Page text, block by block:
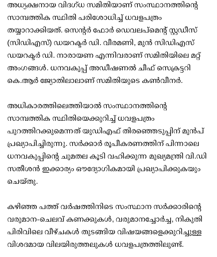
അധ്യക്ഷനായ വിദഗ്ധ സമിതിയാണ് സംസ്ഥാനത്തിന്റെ
സാമ്പത്തിക സ്ഥിതി പരിശോധിച്ച് ധവളപത്രം
തയ്യാറാക്കിയത്. സെന്റര്‍ ഫോര്‍ ഡെവലപ്മെന്റ് സ്റ്റഡീസ്
(സിഡിഎസ്) ഡയറക്ടര്‍ ഡി. വീരമണി, മുന്‍ സിഡിഎസ്
ഡയറക്ടര്‍ ഡി. നാരായണ എന്നിവരാണ് സമിതിയിലെ മറ്റ്
അംഗങ്ങള്‍. ധനവകുപ്പ് അഡീഷണല്‍ ചീഫ് സെക്രട്ടറി
കെ.ആര്‍ ജ്യോതിലാലാണ് സമിതിയുടെ കണ്‍വീനര്‍.
അധികാരത്തിലെത്തിയാല്‍ സംസ്ഥാനത്തിന്റെ
സാമ്പത്തിക സ്ഥിതിയെക്കുറിച്ച് ധവളപത്രം
പുറത്തിറക്കുമെന്നത് യുഡിഎഫ് തിരഞ്ഞെടുപ്പിന് മുന്‍പ്
പ്രഖ്യാപിച്ചിരുന്നു. സര്‍ക്കാര്‍ രൂപീകരണത്തിന് പിന്നാലെ
ധനവകുപ്പിന്റെ ചുമതല കൂടി വഹിക്കുന്ന മുഖ്യമന്ത്രി വി.ഡി
സതീശന്‍ ഇക്കാര്യം ഔദ്യോഗികമായി പ്രഖ്യാപിക്കുകയും
ചെയ്തു.
കഴിഞ്ഞ പത്ത് വര്‍ഷത്തിനിടെ സംസ്ഥാന സര്‍ക്കാരിന്റെ
വരുമാന-ചെലവ് കണക്കുകള്‍, വരുമാനച്ചോര്‍ച്ച, നികുതി
പിരിവിലെ വീഴ്ചകള്‍ തുടങ്ങിയ വിഷയങ്ങളെക്കുറിച്ചുള്ള
വിശദമായ വിലയിരുത്തലുകള്‍ ധവളപത്രത്തിലുണ്ട്.